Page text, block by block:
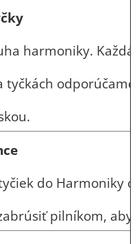
harmoniky.
tyčkách
do Harmoniky
pilníkom, aby